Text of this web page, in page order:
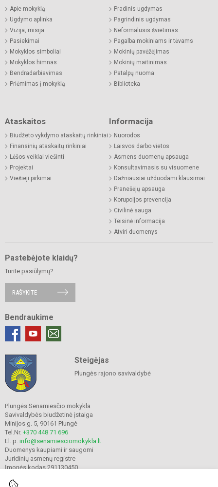
Apie mokyklą
Ugdymo aplinka
Vizija, misija
Pasiekimai
Mokyklos simboliai
Mokyklos himnas
Bendradarbiavimas
Priėmimas į mokyklą
Pradinis ugdymas
Pagrindinis ugdymas
Neformalusis švietimas
Pagalba mokiniams ir tėvams
Mokinių pavėžėjimas
Mokinių maitinimas
Patalpų nuoma
Biblioteka
Ataskaitos
Biudžeto vykdymo ataskaitų rinkiniai
Finansinių ataskaitų rinkiniai
Lėšos veiklai viešinti
Projektai
Viešieji pirkimai
Informacija
Nuorodos
Laisvos darbo vietos
Asmens duomenų apsauga
Konsultavimasis su visuomene
Dažniausiai užduodami klausimai
Pranešėjų apsauga
Korupcijos prevencija
Civilinė sauga
Teisinė informacija
Atviri duomenys
Pastebėjote klaidų?
Turite pasiūlymų?
RAŠYKITE
Bendraukime
Steigėjas
Plungės rajono savivaldybė
Plungės Senamiesčio mokykla
Savivaldybės biudžetinė įstaiga
Minijos g. 5, 90161 Plungė
Tel.Nr. +370 448 71 696
El. p. info@senamiesciomokykla.lt
Duomenys kaupiami ir saugomi
Juridinių asmenų registre
Įmonės kodas 291130450